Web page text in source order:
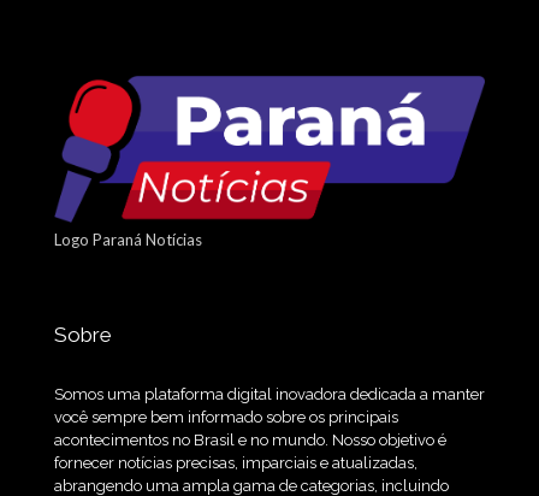
Logo Paraná Notícias
Sobre
Somos uma plataforma digital inovadora dedicada a manter
você sempre bem informado sobre os principais
acontecimentos no Brasil e no mundo. Nosso objetivo é
fornecer notícias precisas, imparciais e atualizadas,
abrangendo uma ampla gama de categorias, incluindo